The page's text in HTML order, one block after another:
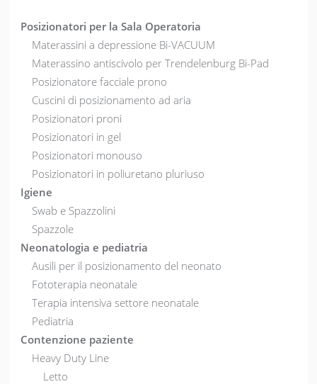
Posizionatori per la Sala Operatoria
Materassini a depressione Bi-VACUUM
Materassino antiscivolo per Trendelenburg Bi-Pad
Posizionatore facciale prono
Cuscini di posizionamento ad aria
Posizionatori proni
Posizionatori in gel
Posizionatori monouso
Posizionatori in poliuretano pluriuso
Igiene
Swab e Spazzolini
Spazzole
Neonatologia e pediatria
Ausili per il posizionamento del neonato
Fototerapia neonatale
Terapia intensiva settore neonatale
Pediatria
Contenzione paziente
Heavy Duty Line
Letto